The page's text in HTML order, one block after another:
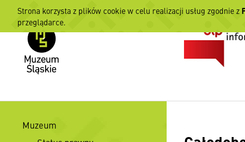
Muzeum
Strona korzysta z plików cookie w celu realizacji usług zgodnie z
przeglądarce.